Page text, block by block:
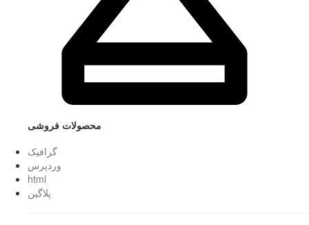
محصولات فروشی
گرافیک
وردپرس
html
پلاگین